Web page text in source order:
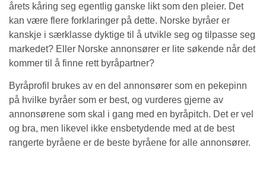
årets kåring seg egentlig ganske likt som den pleier. Det
kan være flere forklaringer på dette. Norske byråer er
kanskje i særklasse dyktige til å utvikle seg og tilpasse seg
markedet? Eller Norske annonsører er lite søkende når det
kommer til å finne rett byråpartner?
Byråprofil brukes av en del annonsører som en pekepinn
på hvilke byråer som er best, og vurderes gjerne av
annonsørene som skal i gang med en byråpitch. Det er vel
og bra, men likevel ikke ensbetydende med at de best
rangerte byråene er de beste byråene for alle annonsører.